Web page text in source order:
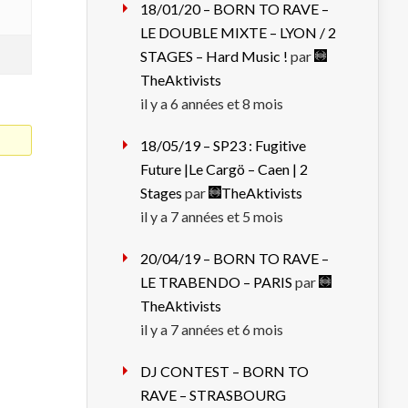
18/01/20 – BORN TO RAVE –
LE DOUBLE MIXTE – LYON / 2
STAGES – Hard Music ! par
TheAktivists
il y a 6 années et 8 mois
18/05/19 – SP23 : Fugitive
Future |Le Cargö – Caen | 2
Stages par
TheAktivists
il y a 7 années et 5 mois
20/04/19 – BORN TO RAVE –
LE TRABENDO – PARIS par
TheAktivists
il y a 7 années et 6 mois
DJ CONTEST – BORN TO
RAVE – STRASBOURG